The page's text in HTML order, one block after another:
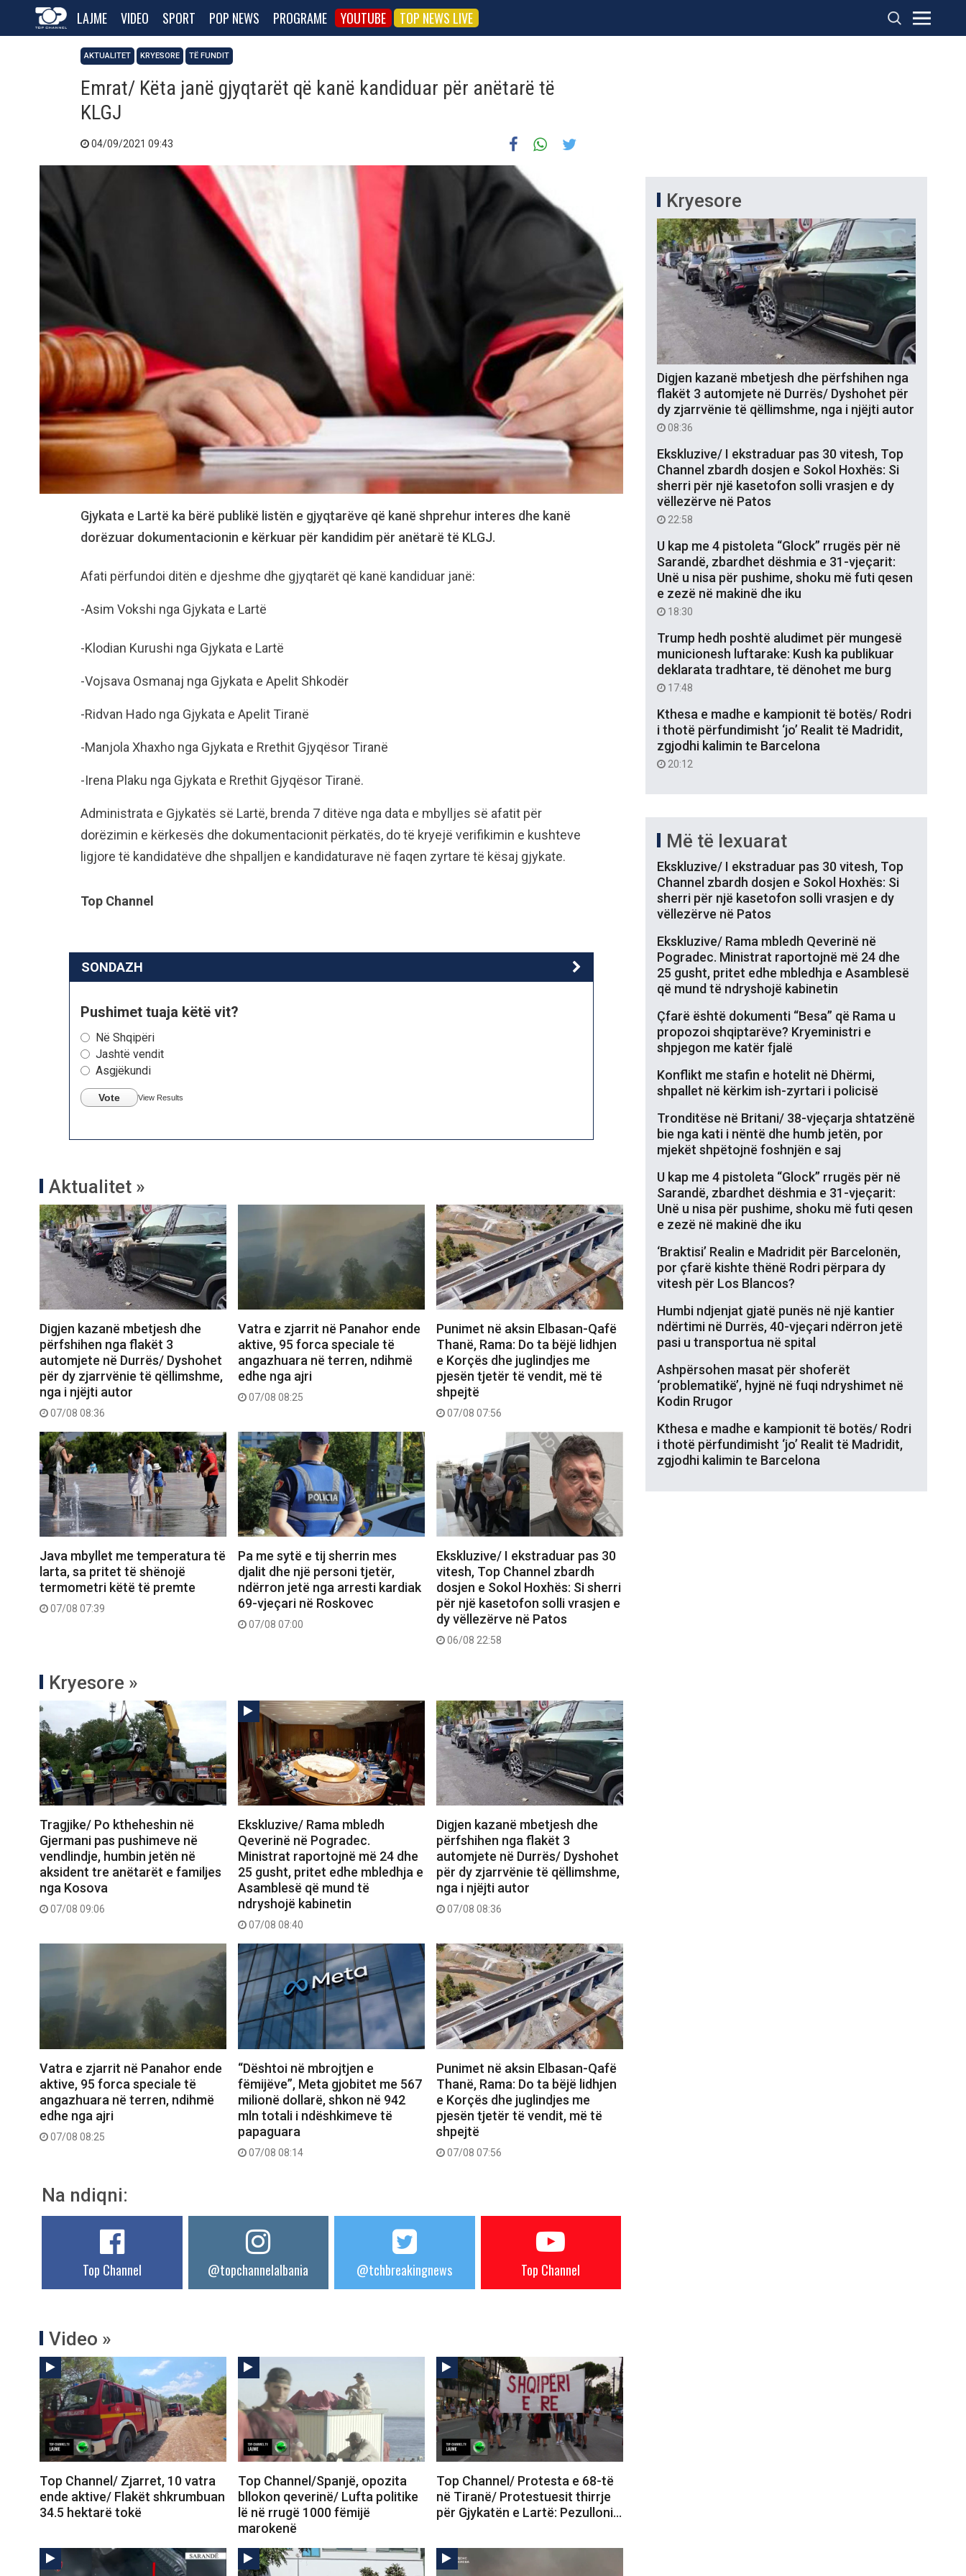
LAJME VIDEO SPORT POP NEWS PROGRAME YOUTUBE TOP NEWS LIVE
AKTUALITET KRYESORE TË FUNDIT
Emrat/ Këta janë gjyqtarët që kanë kandiduar për anëtarë të
KLGJ
04/09/2021 09:43
Gjykata e Lartë ka bërë publikë listën e gjyqtarëve që kanë shprehur interes dhe kanë
dorëzuar dokumentacionin e kërkuar për kandidim për anëtarë të KLGJ.
Afati përfundoi ditën e djeshme dhe gjyqtarët që kanë kandiduar janë:
-Asim Vokshi nga Gjykata e Lartë
-Klodian Kurushi nga Gjykata e Lartë
-Vojsava Osmanaj nga Gjykata e Apelit Shkodër
-Ridvan Hado nga Gjykata e Apelit Tiranë
-Manjola Xhaxho nga Gjykata e Rrethit Gjyqësor Tiranë
-Irena Plaku nga Gjykata e Rrethit Gjyqësor Tiranë.
Administrata e Gjykatës së Lartë, brenda 7 ditëve nga data e mbylljes së afatit për
dorëzimin e kërkesës dhe dokumentacionit përkatës, do të kryejë verifikimin e kushteve
ligjore të kandidatëve dhe shpalljen e kandidaturave në faqen zyrtare të kësaj gjykate.
Top Channel
SONDAZH
Pushimet tuaja këtë vit?
Në Shqipëri
Jashtë vendit
Asgjëkundi
Vote View Results
Aktualitet »
Digjen kazanë mbetjesh dhe
përfshihen nga flakët 3
automjete në Durrës/ Dyshohet
për dy zjarrvënie të qëllimshme,
nga i njëjti autor
07/08 08:36
Vatra e zjarrit në Panahor ende
aktive, 95 forca speciale të
angazhuara në terren, ndihmë
edhe nga ajri
07/08 08:25
Punimet në aksin Elbasan-Qafë
Thanë, Rama: Do ta bëjë lidhjen
e Korçës dhe juglindjes me
pjesën tjetër të vendit, më të
shpejtë
07/08 07:56
Java mbyllet me temperatura të
larta, sa pritet të shënojë
termometri këtë të premte
07/08 07:39
Pa me sytë e tij sherrin mes
djalit dhe një personi tjetër,
ndërron jetë nga arresti kardiak
69-vjeçari në Roskovec
07/08 07:00
Ekskluzive/ I ekstraduar pas 30
vitesh, Top Channel zbardh
dosjen e Sokol Hoxhës: Si sherri
për një kasetofon solli vrasjen e
dy vëllezërve në Patos
06/08 22:58
Kryesore »
Tragjike/ Po ktheheshin në
Gjermani pas pushimeve në
vendlindje, humbin jetën në
aksident tre anëtarët e familjes
nga Kosova
07/08 09:06
Ekskluzive/ Rama mbledh
Qeverinë në Pogradec.
Ministrat raportojnë më 24 dhe
25 gusht, pritet edhe mbledhja e
Asamblesë që mund të
ndryshojë kabinetin
07/08 08:40
Digjen kazanë mbetjesh dhe
përfshihen nga flakët 3
automjete në Durrës/ Dyshohet
për dy zjarrvënie të qëllimshme,
nga i njëjti autor
07/08 08:36
Vatra e zjarrit në Panahor ende
aktive, 95 forca speciale të
angazhuara në terren, ndihmë
edhe nga ajri
07/08 08:25
“Dështoi në mbrojtjen e
fëmijëve”, Meta gjobitet me 567
milionë dollarë, shkon në 942
mln totali i ndëshkimeve të
papaguara
07/08 08:14
Punimet në aksin Elbasan-Qafë
Thanë, Rama: Do ta bëjë lidhjen
e Korçës dhe juglindjes me
pjesën tjetër të vendit, më të
shpejtë
07/08 07:56
Na ndiqni:
Top Channel @topchannelalbania @tchbreakingnews Top Channel
Video »
Top Channel/ Zjarret, 10 vatra
ende aktive/ Flakët shkrumbuan
34.5 hektarë tokë
Top Channel/Spanjë, opozita
bllokon qeverinë/ Lufta politike
lë në rrugë 1000 fëmijë
marokenë
Top Channel/ Protesta e 68-të
në Tiranë/ Protestuesit thirrje
për Gjykatën e Lartë: Pezulloni…
Kryesore
Digjen kazanë mbetjesh dhe përfshihen nga
flakët 3 automjete në Durrës/ Dyshohet për
dy zjarrvënie të qëllimshme, nga i njëjti autor
08:36
Ekskluzive/ I ekstraduar pas 30 vitesh, Top
Channel zbardh dosjen e Sokol Hoxhës: Si
sherri për një kasetofon solli vrasjen e dy
vëllezërve në Patos
22:58
U kap me 4 pistoleta “Glock” rrugës për në
Sarandë, zbardhet dëshmia e 31-vjeçarit:
Unë u nisa për pushime, shoku më futi qesen
e zezë në makinë dhe iku
18:30
Trump hedh poshtë aludimet për mungesë
municionesh luftarake: Kush ka publikuar
deklarata tradhtare, të dënohet me burg
17:48
Kthesa e madhe e kampionit të botës/ Rodri
i thotë përfundimisht ‘jo’ Realit të Madridit,
zgjodhi kalimin te Barcelona
20:12
Më të lexuarat
Ekskluzive/ I ekstraduar pas 30 vitesh, Top
Channel zbardh dosjen e Sokol Hoxhës: Si
sherri për një kasetofon solli vrasjen e dy
vëllezërve në Patos
Ekskluzive/ Rama mbledh Qeverinë në
Pogradec. Ministrat raportojnë më 24 dhe
25 gusht, pritet edhe mbledhja e Asamblesë
që mund të ndryshojë kabinetin
Çfarë është dokumenti “Besa” që Rama u
propozoi shqiptarëve? Kryeministri e
shpjegon me katër fjalë
Konflikt me stafin e hotelit në Dhërmi,
shpallet në kërkim ish-zyrtari i policisë
Tronditëse në Britani/ 38-vjeçarja shtatzënë
bie nga kati i nëntë dhe humb jetën, por
mjekët shpëtojnë foshnjën e saj
U kap me 4 pistoleta “Glock” rrugës për në
Sarandë, zbardhet dëshmia e 31-vjeçarit:
Unë u nisa për pushime, shoku më futi qesen
e zezë në makinë dhe iku
‘Braktisi’ Realin e Madridit për Barcelonën,
por çfarë kishte thënë Rodri përpara dy
vitesh për Los Blancos?
Humbi ndjenjat gjatë punës në një kantier
ndërtimi në Durrës, 40-vjeçari ndërron jetë
pasi u transportua në spital
Ashpërsohen masat për shoferët
‘problematikë’, hyjnë në fuqi ndryshimet në
Kodin Rrugor
Kthesa e madhe e kampionit të botës/ Rodri
i thotë përfundimisht ‘jo’ Realit të Madridit,
zgjodhi kalimin te Barcelona